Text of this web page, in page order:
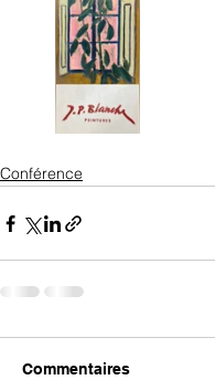
Conférence
Commentaires